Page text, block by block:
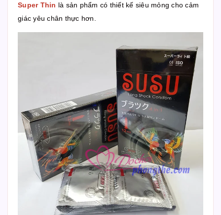
Super Thin là sản phẩm có thiết kế siêu mỏng cho cảm
giác yêu chân thực hơn.